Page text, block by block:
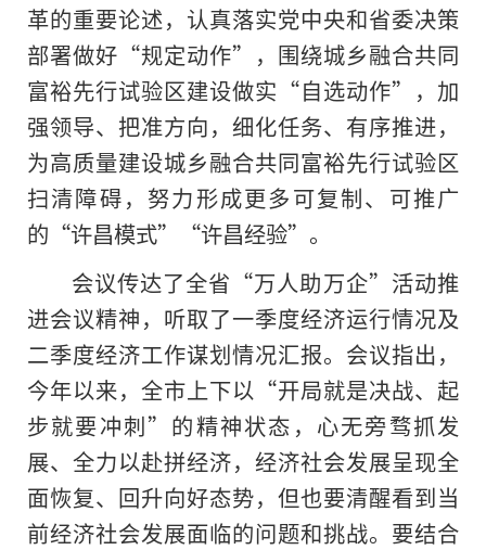
革的重要论述，认真落实党中央和省委决策
部署做好“规定动作”，围绕城乡融合共同
富裕先行试验区建设做实“自选动作”，加
强领导、把准方向，细化任务、有序推进，
为高质量建设城乡融合共同富裕先行试验区
扫清障碍，努力形成更多可复制、可推广
的“许昌模式”“许昌经验”。
会议传达了全省“万人助万企”活动推
进会议精神，听取了一季度经济运行情况及
二季度经济工作谋划情况汇报。会议指出，
今年以来，全市上下以“开局就是决战、起
步就要冲刺”的精神状态，心无旁骛抓发
展、全力以赴拼经济，经济社会发展呈现全
面恢复、回升向好态势，但也要清醒看到当
前经济社会发展面临的问题和挑战。要结合